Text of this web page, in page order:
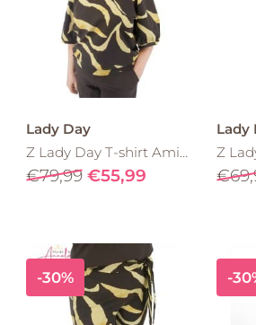
Lady Day
Z Lady Day T-shirt Amie-V L24.380.3254 pania print
€79,99 €55,99
Lady
Z Lady Day
-30% -